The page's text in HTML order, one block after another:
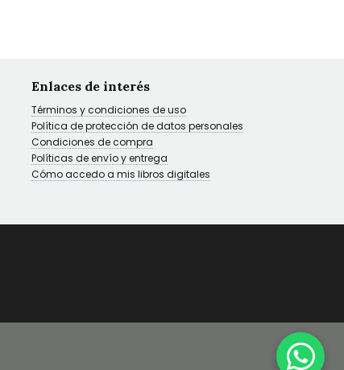
Enlaces de interés
Términos y condiciones de uso
Política de protección de datos personales
Condiciones de compra
Políticas de envío y entrega
Cómo accedo a mis libros digitales